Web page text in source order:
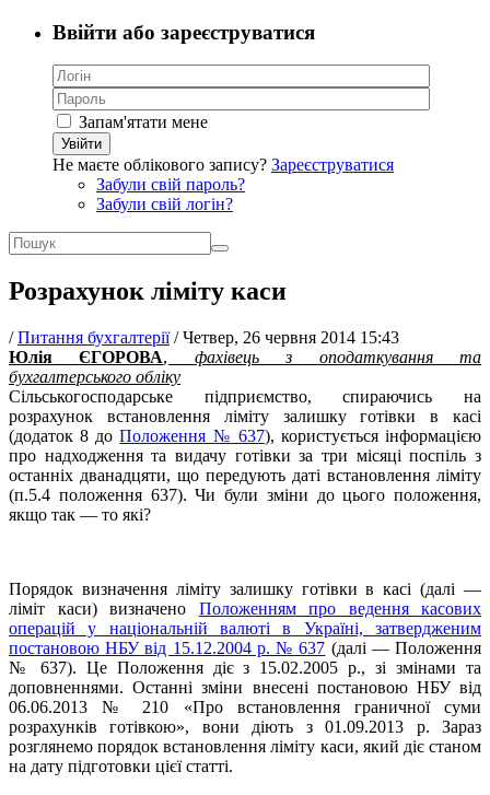
Ввійти або зареєструватися
Запам'ятати мене
Увійти
Не маєте облікового запису? Зареєструватися
Забули свій пароль?
Забули свій логін?
Розрахунок ліміту каси
/ Питання бухгалтерії /Четвер, 26 червня 2014 15:43
Юлія ЄГОРОВА, фахівець з оподаткування та
бухгалтерського обліку
Сільськогосподарське підприємство, спираючись на
розрахунок встановлення ліміту залишку готівки в касі
(додаток 8 доПоложення № 637), користується інформацією
про надходження та видачу готівки за три місяці поспіль з
останніх дванадцяти, що передують даті встановлення ліміту
(п.5.4 положення 637). Чи були зміни до цього положення,
якщо так — то які?
Порядок визначення ліміту залишку готівки в касі (далі —
ліміт каси) визначено Положенням про ведення касових
операцій у національній валюті в Україні, затвердженим
постановою НБУ від 15.12.2004 р. № 637 (далі — Положення
№ 637). Це Положення діє з 15.02.2005 р.,зі змінами та
доповненнями. Останні зміни внесені постановою НБУ від
06.06.2013 № 210 «Про встановлення граничної суми
розрахунків готівкою», вони діють з 01.09.2013 р. Зараз
розглянемо порядок встановлення ліміту каси, який діє станом
на дату підготовки цієї статті.